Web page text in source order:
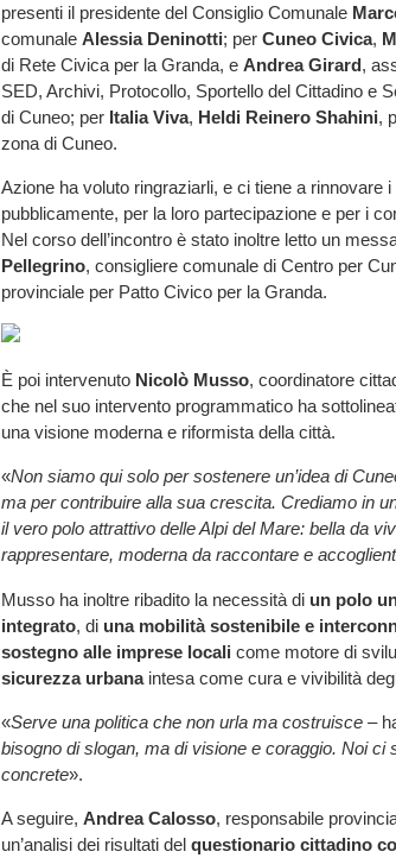
presenti il presidente del Consiglio Comunale
comunale Alessia Deninotti; per Cuneo Civica,
di Rete Civica per la Granda, e Andrea Girard,
SED, Archivi, Protocollo, Sportello del Cittadino e
di Cuneo; per Italia Viva, Heldi Reinero Shahini,
zona di Cuneo.
Azione ha voluto ringraziarli, e ci tiene a rinnovare
pubblicamente, per la loro partecipazione e per i
Nel corso dell’incontro è stato inoltre letto un
Pellegrino, consigliere comunale di Centro per
provinciale per Patto Civico per la Granda.
È poi intervenuto Nicolò Musso, coordinatore
che nel suo intervento programmatico ha
una visione moderna e riformista della città.
«Non siamo qui solo per sostenere un’idea di
ma per contribuire alla sua crescita. Crediamo in
il vero polo attrattivo delle Alpi del Mare: bella da
rappresentare, moderna da raccontare e
Musso ha inoltre ribadito la necessità di un polo
integrato, di una mobilità sostenibile e
sostegno alle imprese locali come motore di
sicurezza urbana intesa come cura e vivibilità
«Serve una politica che non urla ma costruisce –
bisogno di slogan, ma di visione e coraggio. Noi ci
concrete».
A seguire, Andrea Calosso, responsabile
un’analisi dei risultati del questionario cittadino